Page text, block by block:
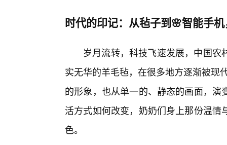
时代的印记：从毡子到🌸智能手
岁月流转，科技飞速发展，中国
实无华的羊毛毡，在很多地方逐渐被现
的形象，也从单一的、静态的画面，
活方式如何改变，奶奶们身上那份温
色。